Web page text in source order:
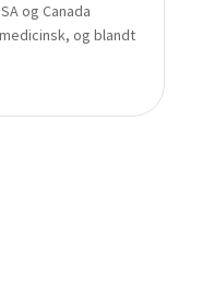
og Canada
og blandt